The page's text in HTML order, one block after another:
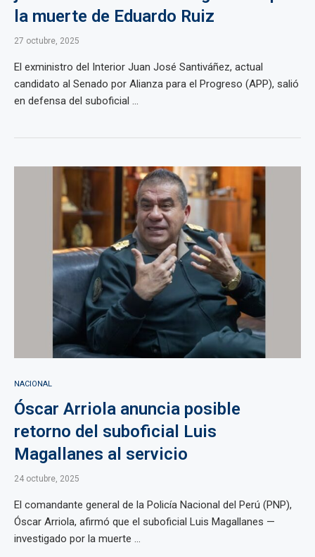
la muerte de Eduardo Ruiz
27 octubre, 2025
El exministro del Interior Juan José Santiváñez, actual
candidato al Senado por Alianza para el Progreso (APP), salió
en defensa del suboficial ...
NACIONAL
Óscar Arriola anuncia posible
retorno del suboficial Luis
Magallanes al servicio
24 octubre, 2025
El comandante general de la Policía Nacional del Perú (PNP),
Óscar Arriola, afirmó que el suboficial Luis Magallanes —
investigado por la muerte ...